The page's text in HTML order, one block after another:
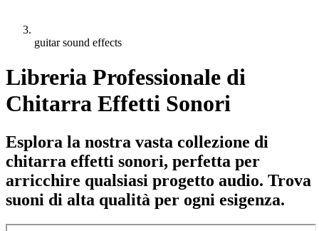
guitar sound effects
Libreria Professionale di
Chitarra Effetti Sonori
Esplora la nostra vasta collezione di
chitarra effetti sonori, perfetta per
arricchire qualsiasi progetto audio. Trova
suoni di alta qualità per ogni esigenza.